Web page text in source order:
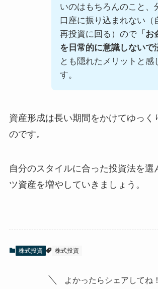
いのはもちろんのこと、
口座に振り込まれない（
再投資に回る）ので「お
を日常的に意識しないで
とも隠れたメリットと感
す。
資産形成は長い期間をかけてゆっく
のです。
自分のスタイルに合った投資法を選
ツ資産を増やしていきましょう。
株式投資 株式投資
よかったらシェアしてね！